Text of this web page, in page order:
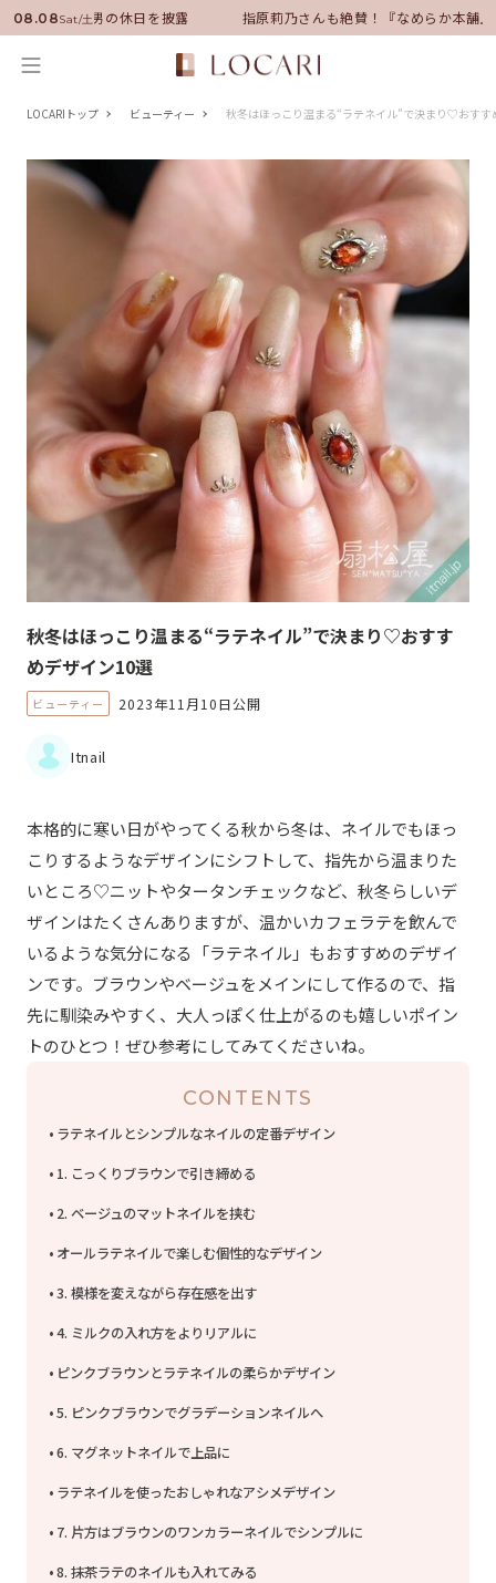
08.08Sat/土
就任！いい男の休日を披露 指原莉乃さんも絶賛！『なめらか本舗』
LOCARIトップ ビューティー 秋冬はほっこり温まる“ラテネイル”で決まり♡おすす
秋冬はほっこり温まる“ラテネイル”で決まり♡おすす
めデザイン10選
ビューティー 2023年11月10日公開
Itnail
本格的に寒い日がやってくる秋から冬は、ネイルでもほっ
こりするようなデザインにシフトして、指先から温まりた
いところ♡ニットやタータンチェックなど、秋冬らしいデ
ザインはたくさんありますが、温かいカフェラテを飲んで
いるような気分になる「ラテネイル」もおすすめのデザイ
ンです。ブラウンやベージュをメインにして作るので、指
先に馴染みやすく、大人っぽく仕上がるのも嬉しいポイン
トのひとつ！ぜひ参考にしてみてくださいね。
CONTENTS
ラテネイルとシンプルなネイルの定番デザイン
1. こっくりブラウンで引き締める
2. ベージュのマットネイルを挟む
オールラテネイルで楽しむ個性的なデザイン
3. 模様を変えながら存在感を出す
4. ミルクの入れ方をよりリアルに
ピンクブラウンとラテネイルの柔らかデザイン
5. ピンクブラウンでグラデーションネイルへ
6. マグネットネイルで上品に
ラテネイルを使ったおしゃれなアシメデザイン
7. 片方はブラウンのワンカラーネイルでシンプルに
8. 抹茶ラテのネイルも入れてみる